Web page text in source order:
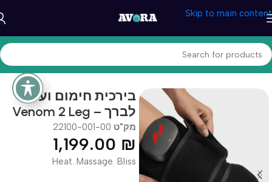
Skip to main content
עמוד הבית/בריאות ונוחות/מכשירי עיסוי
בירכית חימום ועיסוי
לברך – Venom 2 Leg
מק"ט 22100-001-00
1,199.00 ₪
Heat. Massage. Bliss